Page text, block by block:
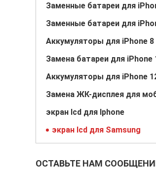
Заменные батареи для
Заменные батареи для
Аккумуляторы для iPhone 8
Замена батареи для iPhone
Аккумуляторы для iPhone
экран lcd для Iphone
экран lcd для Samsung
ОСТАВЬТЕ НАМ